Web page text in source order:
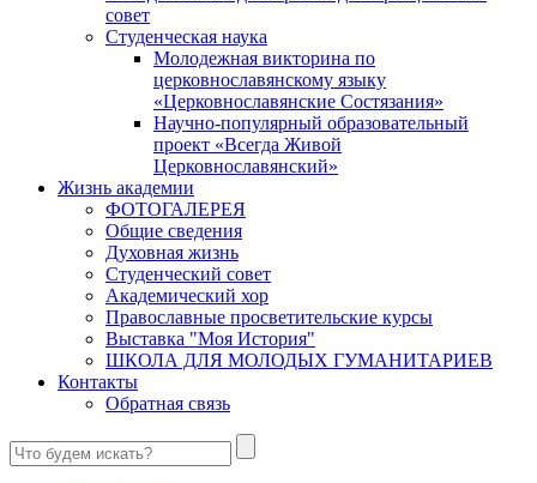
совет
Студенческая наука
Молодежная викторина по
церковнославянскому языку
«Церковнославянские Состязания»
Научно-популярный образовательный
проект «Всегда Живой
Церковнославянский»
Жизнь академии
ФОТОГАЛЕРЕЯ
Общие сведения
Духовная жизнь
Студенческий совет
Академический хор
Православные просветительские курсы
Выставка "Моя История"
ШКОЛА ДЛЯ МОЛОДЫХ ГУМАНИТАРИЕВ
Контакты
Обратная связь